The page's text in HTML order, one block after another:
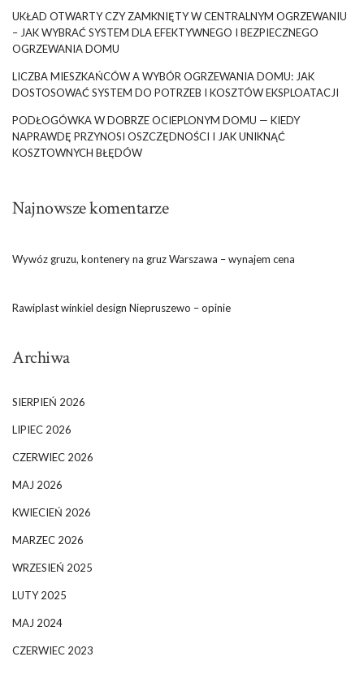
UKŁAD OTWARTY CZY ZAMKNIĘTY W CENTRALNYM OGRZEWANIU
– JAK WYBRAĆ SYSTEM DLA EFEKTYWNEGO I BEZPIECZNEGO
OGRZEWANIA DOMU
LICZBA MIESZKAŃCÓW A WYBÓR OGRZEWANIA DOMU: JAK
DOSTOSOWAĆ SYSTEM DO POTRZEB I KOSZTÓW EKSPLOATACJI
PODŁOGÓWKA W DOBRZE OCIEPLONYM DOMU — KIEDY
NAPRAWDĘ PRZYNOSI OSZCZĘDNOŚCI I JAK UNIKNĄĆ
KOSZTOWNYCH BŁĘDÓW
Najnowsze komentarze
Wywóz gruzu, kontenery na gruz Warszawa – wynajem cena
Rawiplast winkiel design Niepruszewo – opinie
Archiwa
SIERPIEŃ 2026
LIPIEC 2026
CZERWIEC 2026
MAJ 2026
KWIECIEŃ 2026
MARZEC 2026
WRZESIEŃ 2025
LUTY 2025
MAJ 2024
CZERWIEC 2023